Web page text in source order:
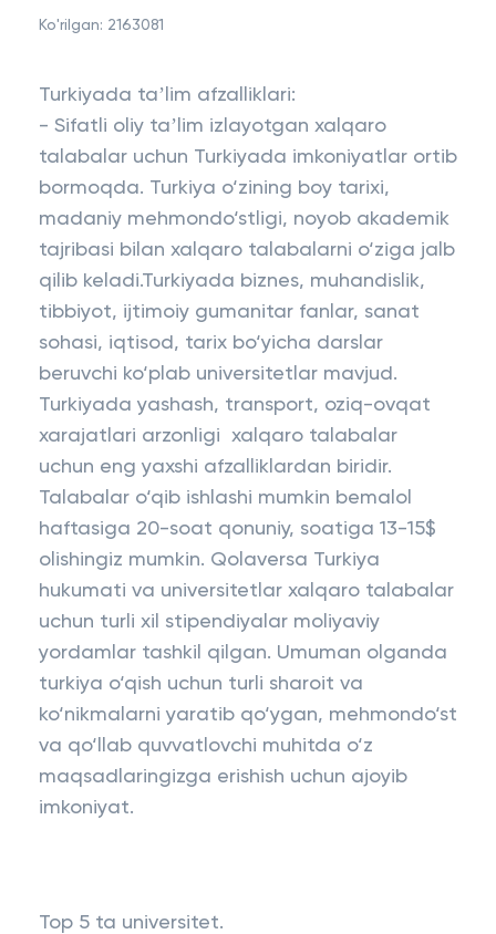
Ko'rilgan: 2163081
Turkiyada taʼlim afzalliklari:
- Sifatli oliy taʼlim izlayotgan xalqaro
talabalar uchun Turkiyada imkoniyatlar ortib
bormoqda. Turkiya o‘zining boy tarixi,
madaniy mehmondo‘stligi, noyob akademik
tajribasi bilan xalqaro talabalarni o‘ziga jalb
qilib keladi.Turkiyada biznes, muhandislik,
tibbiyot, ijtimoiy gumanitar fanlar, sanat
sohasi, iqtisod, tarix bo‘yicha darslar
beruvchi ko‘plab universitetlar mavjud.
Turkiyada yashash, transport, oziq-ovqat
xarajatlari arzonligi xalqaro talabalar
uchun eng yaxshi afzalliklardan biridir.
Talabalar o‘qib ishlashi mumkin bemalol
haftasiga 20-soat qonuniy, soatiga 13-15$
olishingiz mumkin. Qolaversa Turkiya
hukumati va universitetlar xalqaro talabalar
uchun turli xil stipendiyalar moliyaviy
yordamlar tashkil qilgan. Umuman olganda
turkiya o‘qish uchun turli sharoit va
ko‘nikmalarni yaratib qo‘ygan, mehmondo‘st
va qo‘llab quvvatlovchi muhitda o‘z
maqsadlaringizga erishish uchun ajoyib
imkoniyat.
Top 5 ta universitet.